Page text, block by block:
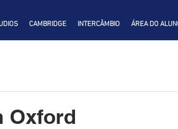
CAMBRIDGE INTERCÂMBIO ÁREA DO
Oxford